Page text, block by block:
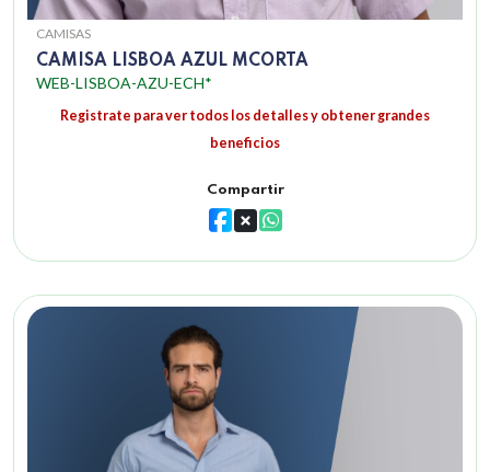
CAMISAS
CAMISA LISBOA AZUL MCORTA
WEB-LISBOA-AZU-ECH*
Registrate para ver todos los detalles y obtener grandes
beneficios
Compartir